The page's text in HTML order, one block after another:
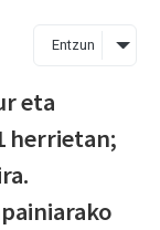
Entzun
eta
herrietan;